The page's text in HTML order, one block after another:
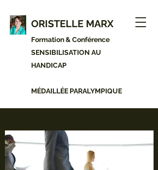
ORISTELLE MARX
Formation & Conférence
SENSIBILISATION AU
HANDICAP
MÉDAILLÉE PARALYMPIQUE